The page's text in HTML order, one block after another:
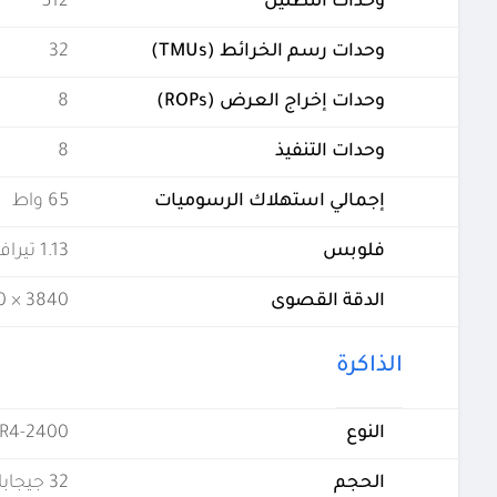
وحدات رسم الخرائط (TMUs) 32
وحدات إخراج العرض (ROPs) 8
وحدات التنفيذ 8
إجمالي استهلاك الرسوميات 65 واط
فلوبس 1.13 تيرافلوبس
الدقة القصوى 3840 × 2160 - 60 هرتز
الذاكرة
النوع 2400
الحجم 32 جيجابايت